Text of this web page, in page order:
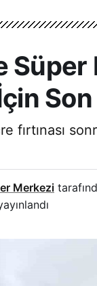
Süper
fırtınası
Merkezi